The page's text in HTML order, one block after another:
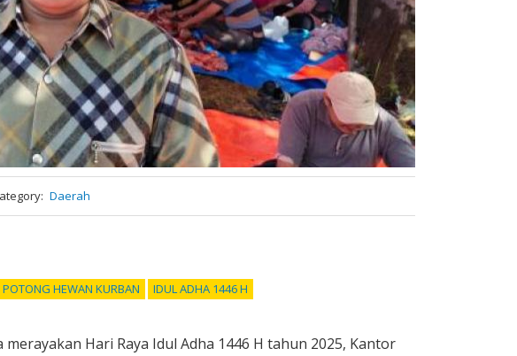
Daerah
POTONG HEWAN KURBAN IDUL ADHA 1446 H
merayakan Hari Raya Idul Adha 1446 H tahun 2025, Kantor